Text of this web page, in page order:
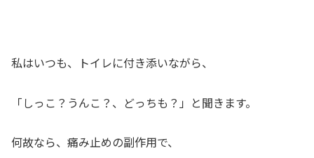
私はいつも、トイレに付き添いながら、
「しっこ？うんこ？、どっちも？」と聞きます。
何故なら、痛み止めの副作用で、